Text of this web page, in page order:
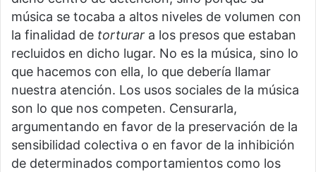
música se tocaba a altos niveles de volumen con
la finalidad de torturar a los presos que estaban
recluidos en dicho lugar. No es la música, sino lo
que hacemos con ella, lo que debería llamar
nuestra atención. Los usos sociales de la música
son lo que nos competen. Censurarla,
argumentando en favor de la preservación de la
sensibilidad colectiva o en favor de la inhibición
de determinados comportamientos como los